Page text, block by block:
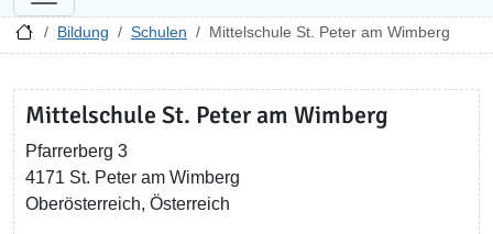
Bildung Schulen Mittelschule St. Peter am Wimberg
Mittelschule St. Peter am Wimberg
Pfarrerberg 3
4171 St. Peter am Wimberg
Oberösterreich, Österreich